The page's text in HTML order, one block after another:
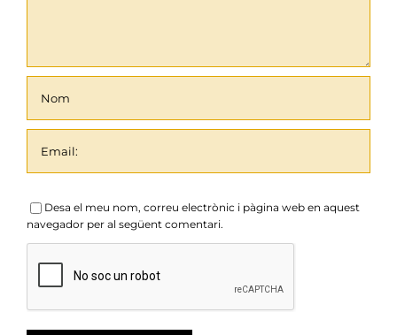
Desa el meu nom, correu electrònic i pàgina web en aquest
navegador per al següent comentari.